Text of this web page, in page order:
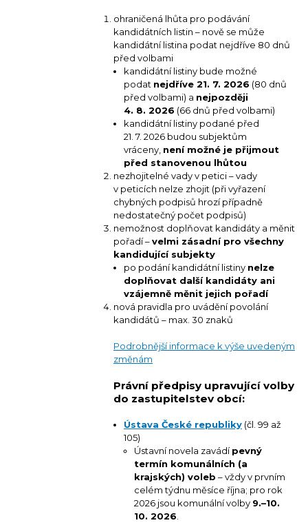
ohraničená lhůta pro podávání
kandidátních listin – nově se může
kandidátní listina podat nejdříve 80 dnů
před volbami
kandidátní listiny bude možné
podat nejdříve 21. 7. 2026 (80 dnů
před volbami) a nejpozději
4. 8. 2026 (66 dnů před volbami)
kandidátní listiny podané před
21. 7. 2026 budou subjektům
vráceny, není možné je přijmout
před stanovenou lhůtou
nezhojitelné vady v petici – vady
v peticích nelze zhojit (při vyřazení
chybných podpisů hrozí případně
nedostatečný počet podpisů)
nemožnost doplňovat kandidáty a měnit
pořadí –velmi zásadní pro všechny
kandidující subjekty
po podání kandidátní listiny nelze
doplňovat další kandidáty ani
vzájemně měnit jejich pořadí
nová pravidla pro uvádění povolání
kandidátů – max. 30 znaků
Podrobnější informace k výše uvedeným
změnám
Právní předpisy upravující volby
do zastupitelstev obcí:
Ústava České republiky(čl. 99 až
105)
Ústavní novela zavádípevný
termín komunálních (a
krajských) voleb – vždy v prvním
celém týdnu měsíce října; pro rok
2026 jsou komunální volby 9.–10.
10. 2026